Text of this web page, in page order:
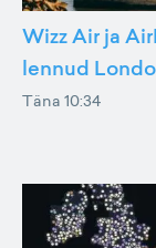
Wizz Air ja
lennud
Täna 10:34